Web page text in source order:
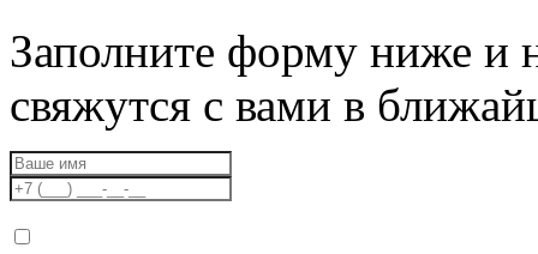
Заполните форму ниже и
свяжутся с вами в